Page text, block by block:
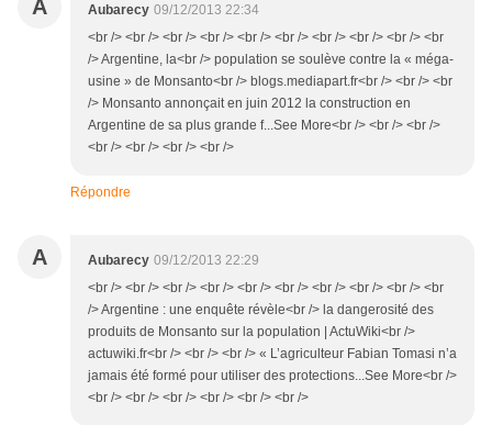
A Aubarecy 09/12/2013 22:34
<br /> <br /> <br /> <br /> <br /> <br /> <br /> <br /> <br /> <br
/> Argentine, la<br /> population se soulève contre la « méga-
usine » de Monsanto<br /> blogs.mediapart.fr<br /> <br /> <br
/> Monsanto annonçait en juin 2012 la construction en
Argentine de sa plus grande f...See More<br /> <br /> <br />
<br /> <br /> <br /> <br />
Répondre
A Aubarecy 09/12/2013 22:29
<br /> <br /> <br /> <br /> <br /> <br /> <br /> <br /> <br /> <br
/> Argentine : une enquête révèle<br /> la dangerosité des
produits de Monsanto sur la population | ActuWiki<br />
actuwiki.fr<br /> <br /> <br /> « L’agriculteur Fabian Tomasi n’a
jamais été formé pour utiliser des protections...See More<br />
<br /> <br /> <br /> <br /> <br /> <br />